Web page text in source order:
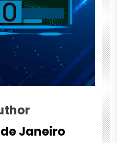
Janeiro